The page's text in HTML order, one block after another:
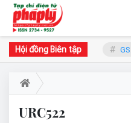
Hội đồng Biên tập
- Chủ tịch Hội đồng
URC522